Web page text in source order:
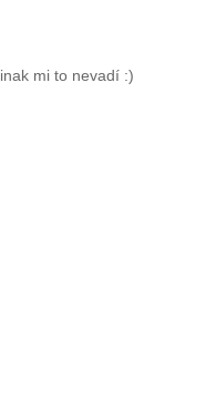
mi to nevadí :)